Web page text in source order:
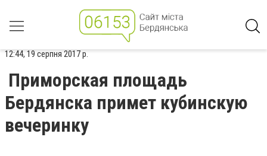
12:44, 19 серпня 2017 р.
Приморская площадь
Бердянска примет кубинскую
вечеринку